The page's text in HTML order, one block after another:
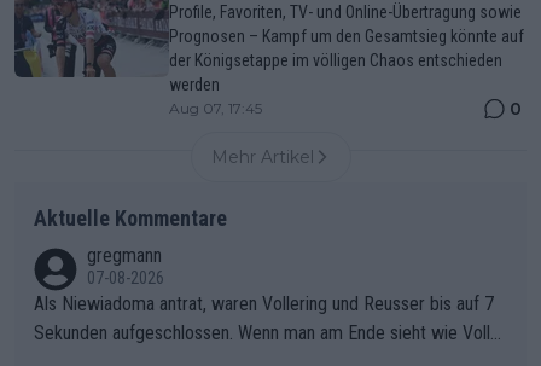
Profile, Favoriten, TV- und Online-Übertragung sowie
Prognosen – Kampf um den Gesamtsieg könnte auf
der Königsetappe im völligen Chaos entschieden
werden
Aug 07, 17:45 0
Mehr Artikel
Aktuelle Kommentare
gregmann
07-08-2026
Als Niewiadoma antrat, waren Vollering und Reusser bis auf 7
Sekunden aufgeschlossen. Wenn man am Ende sieht wie Voller